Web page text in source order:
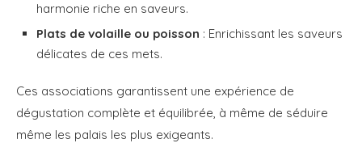
harmonie riche en saveurs.
Plats de volaille ou poisson : Enrichissant les saveurs
délicates de ces mets.
Ces associations garantissent une expérience de
dégustation complète et équilibrée, à même de séduire
même les palais les plus exigeants.